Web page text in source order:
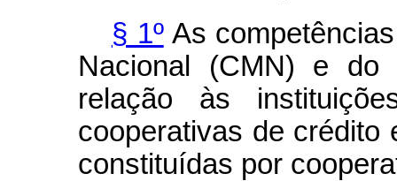
§ 1ºAs
Nacional (CMN) e
relação às
cooperativas de crédito
constituídas por